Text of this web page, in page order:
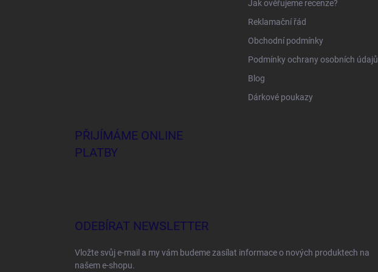
Jak ověřujeme recenze?
Reklamační řád
Obchodní podmínky
Podmínky ochrany osobních údajů
Blog
Dárkové poukazy
PŘIJÍMÁME ONLINE
PLATBY
ODEBÍRAT NEWSLETTER
Vložte svůj e-mail a my vám budeme zasílat informace o nových produktech na
našem e-shopu.